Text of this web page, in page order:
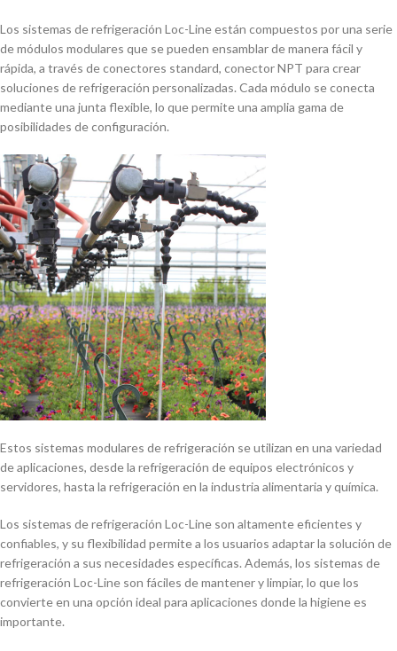
Los sistemas de refrigeración Loc-Line están compuestos por una serie
de módulos modulares que se pueden ensamblar de manera fácil y
rápida, a través de conectores standard, conector NPT para crear
soluciones de refrigeración personalizadas. Cada módulo se conecta
mediante una junta flexible, lo que permite una amplia gama de
posibilidades de configuración.
Estos sistemas modulares de refrigeración se utilizan en una variedad
de aplicaciones, desde la refrigeración de equipos electrónicos y
servidores, hasta la refrigeración en la industria alimentaria y quí­mica.
Los sistemas de refrigeración Loc-Line son altamente eficientes y
confiables, y su flexibilidad permite a los usuarios adaptar la solución de
refrigeración a sus necesidades especí­ficas. Además, los sistemas de
refrigeración Loc-Line son fáciles de mantener y limpiar, lo que los
convierte en una opción ideal para aplicaciones donde la higiene es
importante.